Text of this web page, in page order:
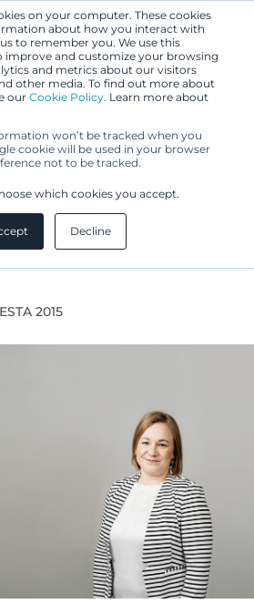
on your computer. These cookies
about how you interact with
to remember you. We use this
and customize your browsing
and metrics about our visitors
other media. To find out more about
our Cookie Policy. Learn more about
won’t be tracked when you
cookie will be used in your browser
not to be tracked.
which cookies you accept.
Decline
UPC Representative,
2015